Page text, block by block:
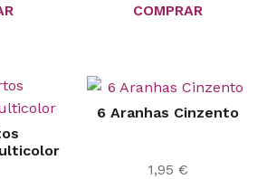
COMPRAR
6 Aranhas Cinzento
1,95 €